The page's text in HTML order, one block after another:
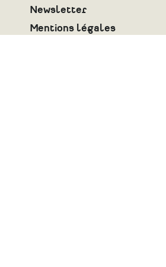
Newsletter
Mentions légales